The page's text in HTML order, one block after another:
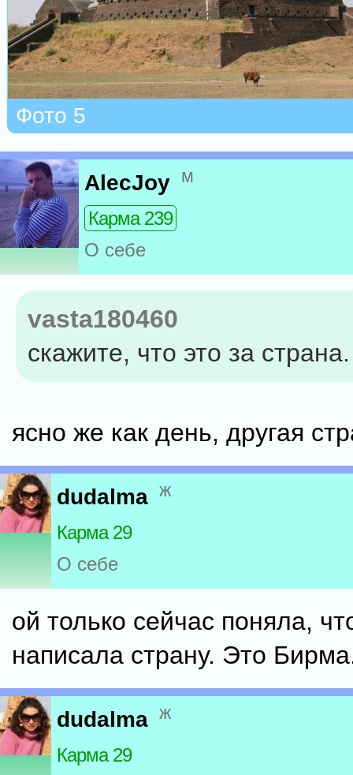
Фото 5
AlecJoy м
Карма 239
О себе
vasta180460
скажите, что это за страна.
ясно же как день, другая
dudalma ж
Карма 29
О себе
ой только сейчас поняла,
написала страну. Это
dudalma ж
Карма 29